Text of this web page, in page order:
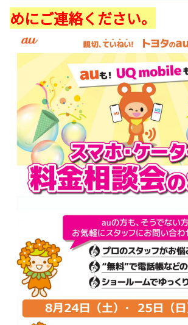
めにご連絡ください。